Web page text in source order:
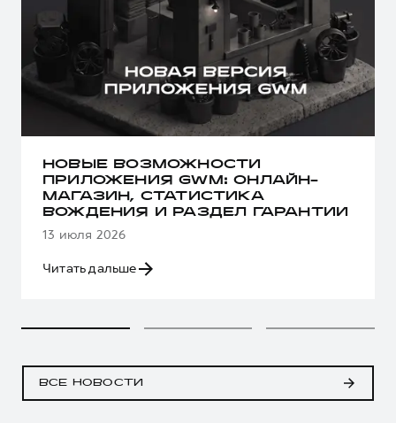
НОВЫЕ ВОЗМОЖНОСТИ
ПРИЛОЖЕНИЯ GWM: ОНЛАЙН-
МАГАЗИН, СТАТИСТИКА
ВОЖДЕНИЯ И РАЗДЕЛ ГАРАНТИИ
13 июля 2026
Читать дальше
ВСЕ НОВОСТИ